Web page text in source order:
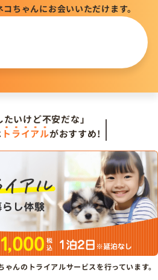
ちゃんにお会いいただけます。
たいけど不安だな」
トライアルがおすすめ!
ゃんのトライアルサービスを行っています。